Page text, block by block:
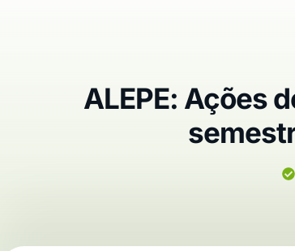
ALEPE: Ações